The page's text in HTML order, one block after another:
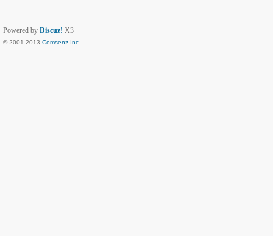
Powered by Discuz! X3
© 2001-2013 Comsenz Inc.